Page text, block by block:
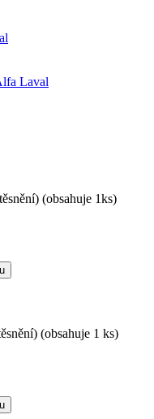
Laval
(obsahuje 1ks)
(obsahuje 1 ks)